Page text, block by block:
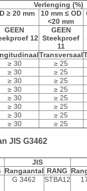
Verlenging (%)
≥ 20 mm
10 mm ≤ OD
<20 mm
GEEN
12
GEEN
Steekproef
11
Transversaal
≥ 30
≥ 25
≥ 30
≥ 25
≥ 30
≥ 25
≥ 30
≥ 25
≥ 30
≥ 25
≥ 30
≥ 25
≥ 30
≥ 25
≥ 30 ≥ 25
JIS G3462
JIS
Rangaantal RANG
G 3462 STBA12